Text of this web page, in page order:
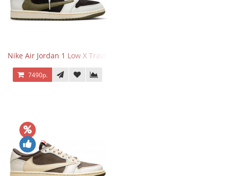
Nike Air Jordan 1 Low X Travis Scott Olive
7490р.